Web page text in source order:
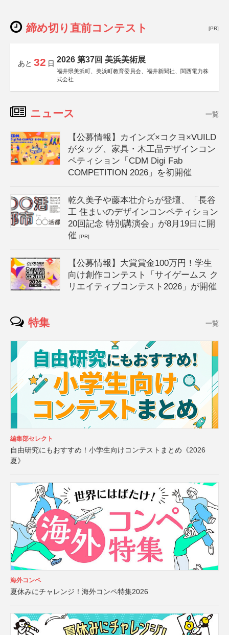
締め切り直前コンテスト [PR]
あと 32 日 2026 第37回 美浜美術展
福井県美浜町、美浜町教育委員会、福井新聞社、関西電力株
式会社
ニュース 一覧
【公募情報】カインズ×コクヨ×VUILD
がタッグ、家具・木工品デザインコン
ペティション「CDM Digi Fab
COMPETITION 2026」を初開催
乾久美子や藤本壮介らが登壇、「長谷
工 住まいのデザインコンペティション
20回記念 特別講演会」が8月19日に開
催[PR]
【公募情報】大賞賞金100万円！学生
向け創作コンテスト「サイゲームス ク
リエイティブコンテスト2026」が開催
特集 一覧
編集部セレクト
自由研究にもおすすめ！小学生向けコンテストまとめ《2026
夏》
海外コンペ
夏休みにチャレンジ！海外コンペ特集2026